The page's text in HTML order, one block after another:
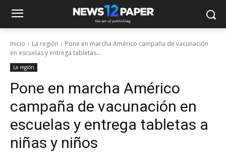
Inicio La región
Pone en marcha Américo campaña de vacunación
en escuelas y entrega tabletas...
La región
Pone en marcha Américo
campaña de vacunación en
escuelas y entrega tabletas a
niñas y niños